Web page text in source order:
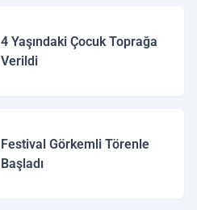
4 Yaşındaki Çocuk Toprağa
Verildi
Festival Görkemli Törenle
Başladı